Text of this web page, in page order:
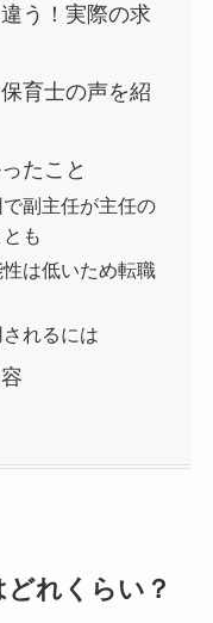
う！実際の求
育士の声を紹
たこと
副主任が主任の
も
は低いため転職
れるには
れくらい？